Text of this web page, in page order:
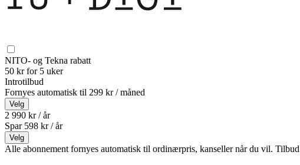
NITO- og Tekna rabatt
50 kr for 5 uker
Introtilbud
Fornyes automatisk til 299 kr / måned
Velg
2 990 kr / år
Spar 598 kr /år
Velg
Alle abonnement fornyes automatisk til ordinærpris, kanseller når du vil.